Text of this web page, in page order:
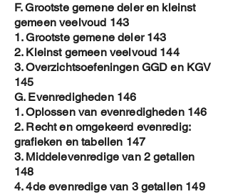
F. Grootste gemene deler en kleinst
gemeen veelvoud 143
1. Grootste gemene deler 143
2. Kleinst gemeen veelvoud 144
3. Overzichtsoefeningen GGD en KGV
145
G. Evenredigheden 146
1. Oplossen van evenredigheden 146
2. Recht en omgekeerd evenredig:
grafieken en tabellen 147
3. Middelevenredige van 2 getallen
148
4. 4de evenredige van 3 getallen 149